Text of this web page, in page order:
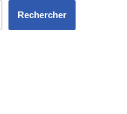
Rechercher